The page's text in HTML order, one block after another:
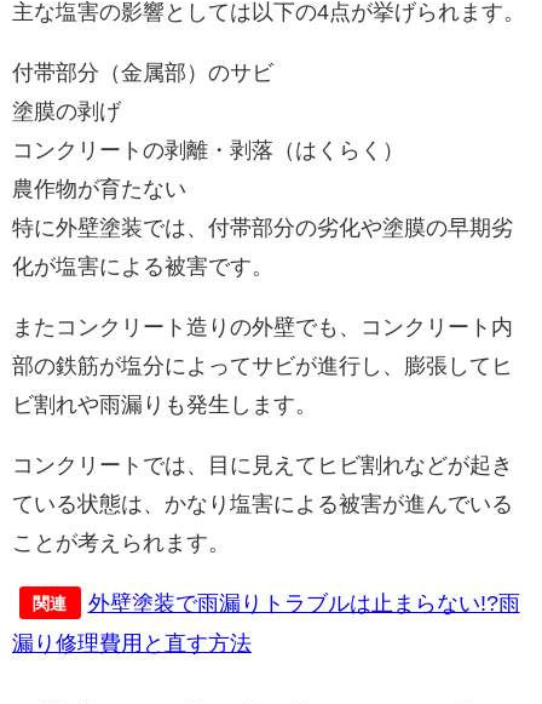
主な塩害の影響としては以下の4点が挙げられます。
付帯部分（金属部）のサビ
塗膜の剥げ
コンクリートの剥離・剥落（はくらく）
農作物が育たない
特に外壁塗装では、付帯部分の劣化や塗膜の早期劣
化が塩害による被害です。
またコンクリート造りの外壁でも、コンクリート内
部の鉄筋が塩分によってサビが進行し、膨張してヒ
ビ割れや雨漏りも発生します。
コンクリートでは、目に見えてヒビ割れなどが起き
ている状態は、かなり塩害による被害が進んでいる
ことが考えられます。
関連
外壁塗装で雨漏りトラブルは止まらない!?雨
漏り修理費用と直す方法